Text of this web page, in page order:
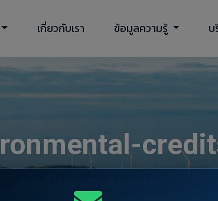
เกี่ยวกับเรา ข้อมูลความรู้ บ